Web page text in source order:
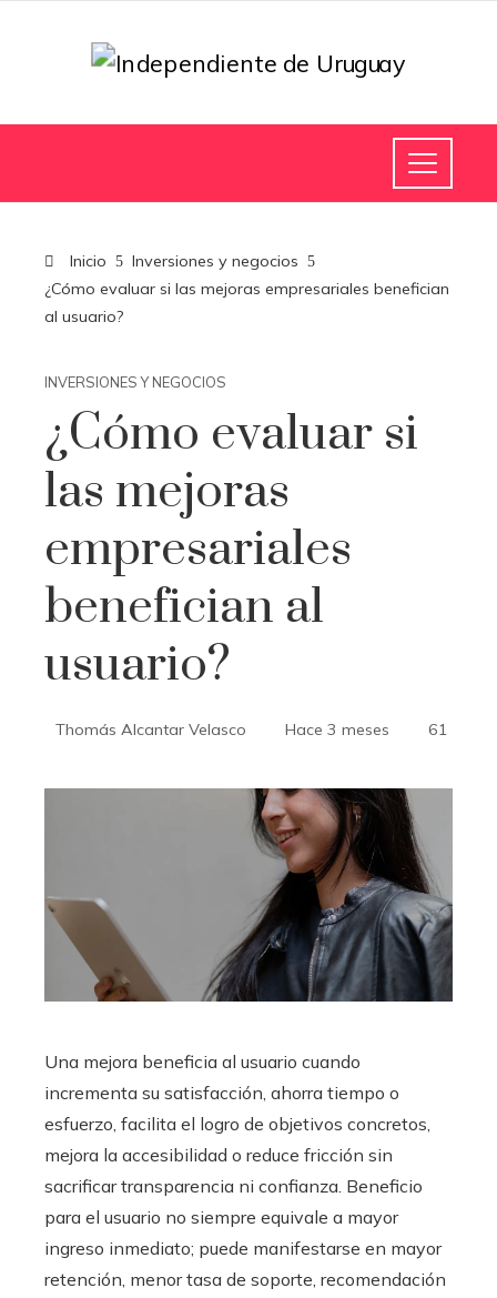
Inicio
Inversiones y negocios
¿Cómo evaluar si las mejoras empresariales benefician
al usuario?
INVERSIONES Y NEGOCIOS
¿Cómo evaluar si
las mejoras
empresariales
benefician al
usuario?
Thomás Alcantar Velasco Hace 3 meses 61
Una mejora beneficia al usuario cuando
incrementa su satisfacción, ahorra tiempo o
esfuerzo, facilita el logro de objetivos concretos,
mejora la accesibilidad o reduce fricción sin
sacrificar transparencia ni confianza. Beneficio
para el usuario no siempre equivale a mayor
ingreso inmediato; puede manifestarse en mayor
retención, menor tasa de soporte, recomendación